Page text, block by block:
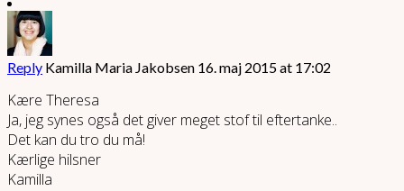
Reply Kamilla Maria Jakobsen 16. maj 2015 at 17:02
Kære Theresa
Ja, jeg synes også det giver meget stof til eftertanke..
Det kan du tro du må!
Kærlige hilsner
Kamilla